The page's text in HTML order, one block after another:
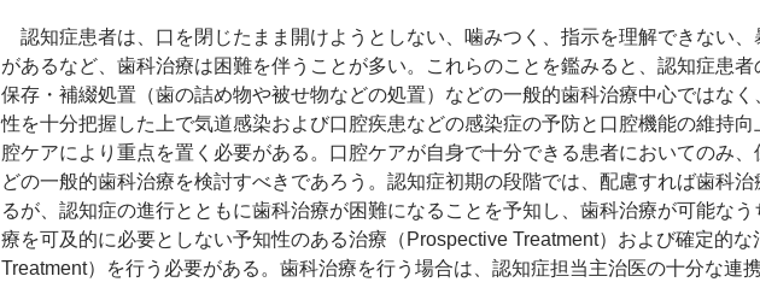
認知症患者は、口を閉じたまま開けようとしない、噛みつく、指示を理解できない、
があるなど、歯科治療は困難を伴うことが多い。これらのことを鑑みると、認知症患者
保存・補綴処置（歯の詰め物や被せ物などの処置）などの一般的歯科治療中心ではな
性を十分把握した上で気道感染および口腔疾患などの感染症の予防と口腔機能の維持向
腔ケアにより重点を置く必要がある。口腔ケアが自身で十分できる患者においてのみ、
どの一般的歯科治療を検討すべきであろう。認知症初期の段階では、配慮すれば歯科
るが、認知症の進行とともに歯科治療が困難になることを予知し、歯科治療が可能な
療を可及的に必要としない予知性のある治療（ Prospective Treatment）および確定的な
Treatment）を行う必要がある。歯科治療を行う場合は、認知症担当主治医の十分な連